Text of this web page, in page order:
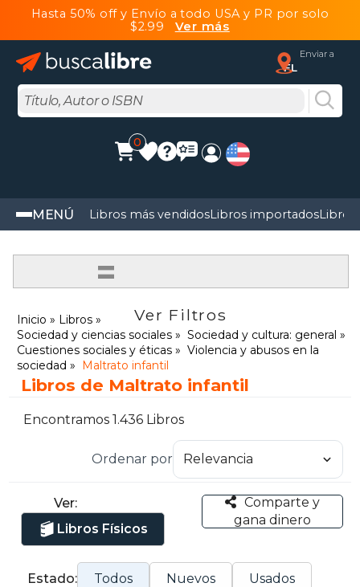
Hasta 50% off y Envío a todo USA y PR por solo
$2.99 Ver más
Enviar a
FL
0
MENÚ Libros más vendidosLibros importadosLibros
=
Ver Filtros
Inicio
Libros
Sociedad y ciencias sociales
Sociedad y cultura: general
Cuestiones sociales y éticas
Violencia y abusos en la
sociedad
Maltrato infantil
Libros de Maltrato infantil
Encontramos 1.436 Libros
Ordenar por
Ver:
Libros Físicos
Comparte y
gana dinero
Estado: Todos Nuevos Usados